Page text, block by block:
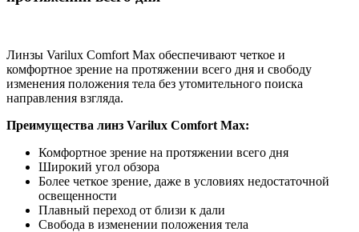
Линзы Varilux Comfort Max обеспечивают четкое и
комфортное зрение на протяжении всего дня и свободу
изменения положения тела без утомительного поиска
направления взгляда.
Преимущества линз Varilux Comfort Max:
Комфортное зрение на протяжении всего дня
Широкий угол обзора
Более четкое зрение, даже в условиях недостаточной
освещенности
Плавный переход от близи к дали
Свобода в изменении положения тела